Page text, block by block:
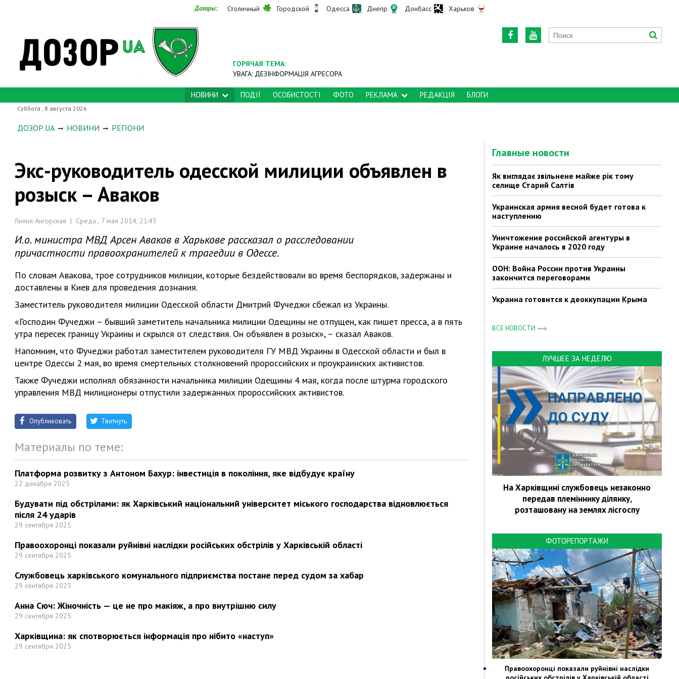
Дозоры: Столичный Городской Одесса Днепр Донбасс Харьков
ГОРЯЧАЯ ТЕМА:
УВАГА: ДЕЗІНФОРМАЦІЯ АГРЕСОРА
НОВИНИ ПОДІЇ ОСОБИСТОСТІ ФОТО РЕКЛАМА РЕДАКЦІЯ БЛОГИ
Суббота , 8 августа 2026
ДОЗОР.UA НОВИНИ РЕГІОНИ
Экс-руководитель одесской милиции объявлен в
розыск – Аваков
Лилия Ангорская | Среда , 7 мая 2014, 21:43
И.о. министра МВД Арсен Аваков в Харькове рассказал о расследовании
причастности правоохранителей к трагедии в Одессе.
По словам Авакова, трое сотрудников милиции, которые бездействовали во время беспорядков, задержаны и
доставлены в Киев для проведения дознания.
Заместитель руководителя милиции Одесской области Дмитрий Фучеджи сбежал из Украины.
«Господин Фучеджи – бывший заметитель начальника милиции Одещины не отпущен, как пишет пресса, а в пять
утра пересек границу Украины и скрылся от следствия. Он объявлен в розыск», – сказал Аваков.
Напомним, что Фучеджи работал заместителем руководителя ГУ МВД Украины в Одесской области и был в
центре Одессы 2 мая, во время смертельных столкновений пророссийских и проукраинских активистов.
Также Фучеджи исполнял обязанности начальника милиции Одещины 4 мая, когда после штурма городского
управления МВД милиционеры отпустили задержанных пророссийских активистов.
Опубликовать Твитнуть
Материалы по теме:
Платформа розвитку з Антоном Бахур: інвестиція в покоління, яке відбудує країну
22 декабря 2025
Будувати під обстрілами: як Харківський національний університет міського господарства відновлюється
після 24 ударів
29 сентября 2025
Правоохоронці показали руйнівні наслідки російських обстрілів у Харківській області
29 сентября 2025
Службовець харківського комунального підприємства постане перед судом за хабар
29 сентября 2025
Анна Сюч: Жіночність — це не про макіяж, а про внутрішню силу
29 сентября 2025
Харківщина: як спотворюється інформація про нібито «наступ»
29 сентября 2025
Главные новости
Як виглядає звільнене майже рік тому
селище Старий Салтів
Украинская армия весной будет готова к
наступлению
Уничтожение российской агентуры в
Украине началось в 2020 году
ООН: Война России против Украины
закончится переговорами
Украина готовится к деоккупации Крыма
ВСЕ НОВОСТИ
ЛУЧШЕЕ ЗА НЕДЕЛЮ
На Харківщині службовець незаконно
передав племіннику ділянку,
розташовану на землях лісгоспу
ФОТОРЕПОРТАЖИ
Правоохоронці показали руйнівні наслідки